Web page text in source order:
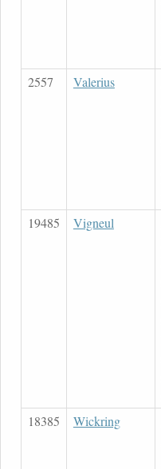
2557 Valerius
19485 Vigneul
18385 Wickring